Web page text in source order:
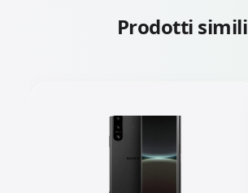
Prodotti simili